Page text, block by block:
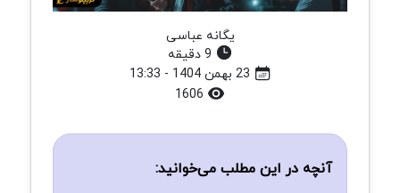
یگانه عباسی
آنچه در این مطلب می‌خوانید: